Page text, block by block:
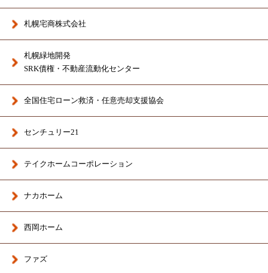
札幌宅商株式会社
札幌緑地開発
SRK債権・不動産流動化センター
全国住宅ローン救済・任意売却支援協会
センチュリー21
テイクホームコーポレーション
ナカホーム
西岡ホーム
ファズ